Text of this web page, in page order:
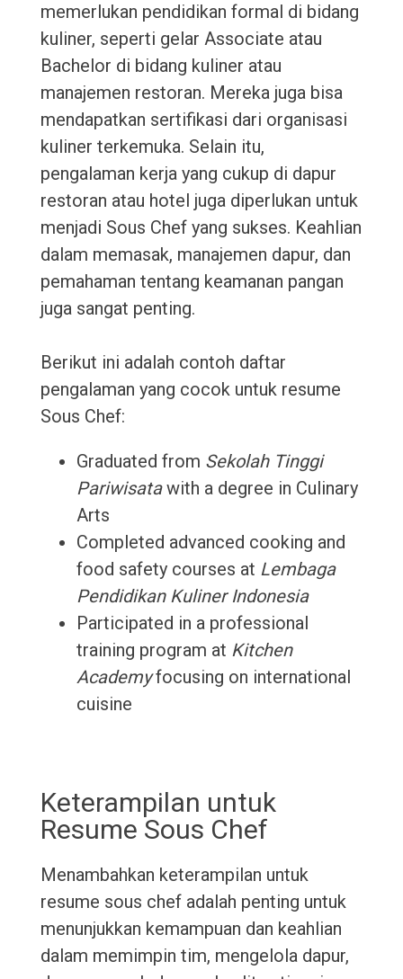
memerlukan pendidikan formal di bidang
kuliner, seperti gelar Associate atau
Bachelor di bidang kuliner atau
manajemen restoran. Mereka juga bisa
mendapatkan sertifikasi dari organisasi
kuliner terkemuka. Selain itu,
pengalaman kerja yang cukup di dapur
restoran atau hotel juga diperlukan untuk
menjadi Sous Chef yang sukses. Keahlian
dalam memasak, manajemen dapur, dan
pemahaman tentang keamanan pangan
juga sangat penting.
Berikut ini adalah contoh daftar
pengalaman yang cocok untuk resume
Sous Chef:
Graduated from Sekolah Tinggi
Pariwisatawith a degree in Culinary
Arts
Completed advanced cooking and
food safety courses at Lembaga
Pendidikan Kuliner Indonesia
Participated in a professional
training program at Kitchen
Academyfocusing on international
cuisine
Keterampilan untuk
Resume Sous Chef
Menambahkan keterampilan untuk
resume sous chef adalah penting untuk
menunjukkan kemampuan dan keahlian
dalam memimpin tim, mengelola dapur,